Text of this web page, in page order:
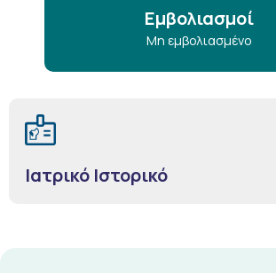
Εμβολιασμοί
Μη εμβολιασμένο
Ιατρικό Ιστορικό